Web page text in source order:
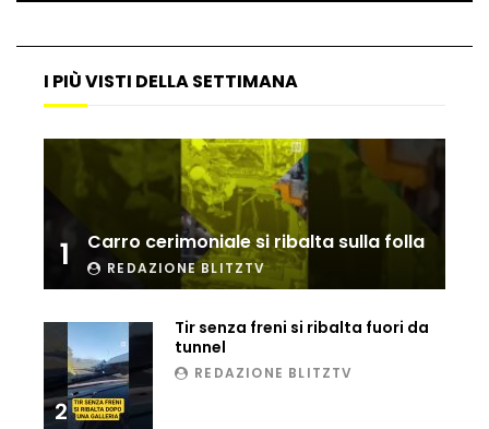
I PIÙ VISTI DELLA SETTIMANA
1 Carro cerimoniale si ribalta sulla folla
REDAZIONE BLITZTV
2
Tir senza freni si ribalta fuori da
tunnel
REDAZIONE BLITZTV